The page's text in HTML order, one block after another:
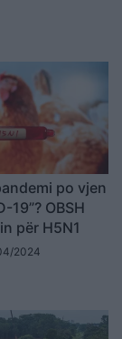
po vjen
19”? OBSH
për H5N1
2024